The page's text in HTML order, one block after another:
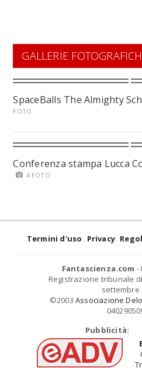
GALLERIE
SpaceBalls The Almighty
FOTO
Conferenza stampa Lucca
4 FOTO
Termini d'uso Privacy
Fantascienza.com -
Registrazione tribunale
settembre
©2003 Associazione
Pubblicità: